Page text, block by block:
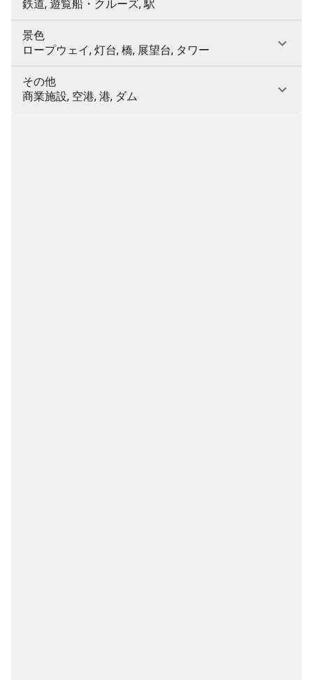
鉄道, 遊覧船・クルーズ, 駅
景色
ロープウェイ, 灯台, 橋, 展望台, タワー
その他
商業施設, 空港, 港, ダム